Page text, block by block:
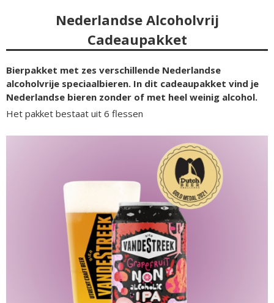
Nederlandse Alcoholvrij
Cadeaupakket
Bierpakket met zes verschillende Nederlandse
alcoholvrije speciaalbieren. In dit cadeaupakket vind je
Nederlandse bieren zonder of met heel weinig alcohol.
Het pakket bestaat uit 6 flessen